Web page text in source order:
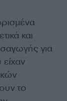
και
για
το